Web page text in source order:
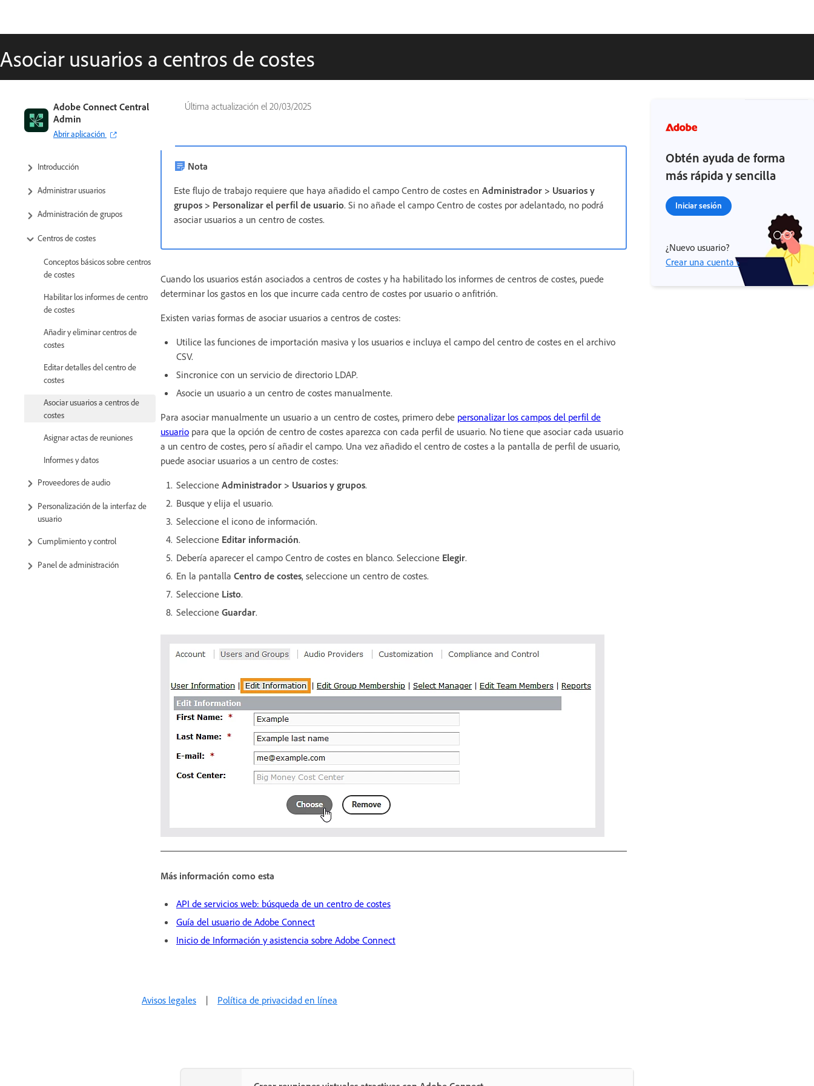
Asociar usuarios a centros de costes
Última actualización el 20/03/2025
Adobe Connect Central
Admin
Abrir aplicación
Introducción
Administrar usuarios
Administración de grupos
Centros de costes
Conceptos básicos sobre centros
de costes
Habilitar los informes de centro
de costes
Añadir y eliminar centros de
costes
Editar detalles del centro de
costes
Asociar usuarios a centros de
costes
Asignar actas de reuniones
Informes y datos
Proveedores de audio
Personalización de la interfaz de
usuario
Cumplimiento y control
Panel de administración
Nota
Este flujo de trabajo requiere que haya añadido el campo Centro de costes en Administrador > Usuarios y
grupos > Personalizar el perfil de usuario. Si no añade el campo Centro de costes por adelantado, no podrá
asociar usuarios a un centro de costes.
Cuando los usuarios están asociados a centros de costes y ha habilitado los informes de centros de costes, puede
determinar los gastos en los que incurre cada centro de costes por usuario o anfitrión.
Existen varias formas de asociar usuarios a centros de costes:
Utilice las funciones de importación masiva y los usuarios e incluya el campo del centro de costes en el archivo
CSV.
Sincronice con un servicio de directorio LDAP.
Asocie un usuario a un centro de costes manualmente.
Para asociar manualmente un usuario a un centro de costes, primero debe personalizar los campos del perfil de
usuario para que la opción de centro de costes aparezca con cada perfil de usuario. No tiene que asociar cada usuario
a un centro de costes, pero sí añadir el campo. Una vez añadido el centro de costes a la pantalla de perfil de usuario,
puede asociar usuarios a un centro de costes:
Seleccione Administrador > Usuarios y grupos.
Busque y elija el usuario.
Seleccione el icono de información.
Seleccione Editar información.
Debería aparecer el campo Centro de costes en blanco. Seleccione Elegir.
En la pantalla Centro de costes, seleccione un centro de costes.
Seleccione Listo.
Seleccione Guardar.
Más información como esta
API de servicios web: búsqueda de un centro de costes
Guía del usuario de Adobe Connect
Inicio de Información y asistencia sobre Adobe Connect
Obtén ayuda de forma
más rápida y sencilla
Iniciar sesión
¿Nuevo usuario?
Crear una cuenta ›
Avisos legales | Política de privacidad en línea